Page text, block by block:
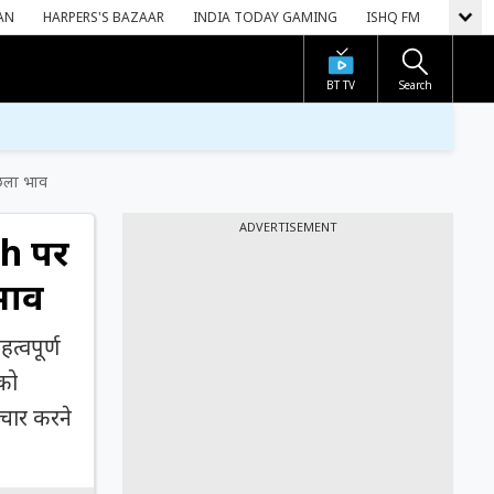
HARPERS'S BAZAAR INDIA TODAY GAMING ISHQ FM
BT TV Search
भाव
पर
करने
ADVERTISEMENT